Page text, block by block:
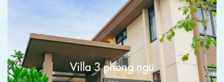
Villa 3 phòng ngủ